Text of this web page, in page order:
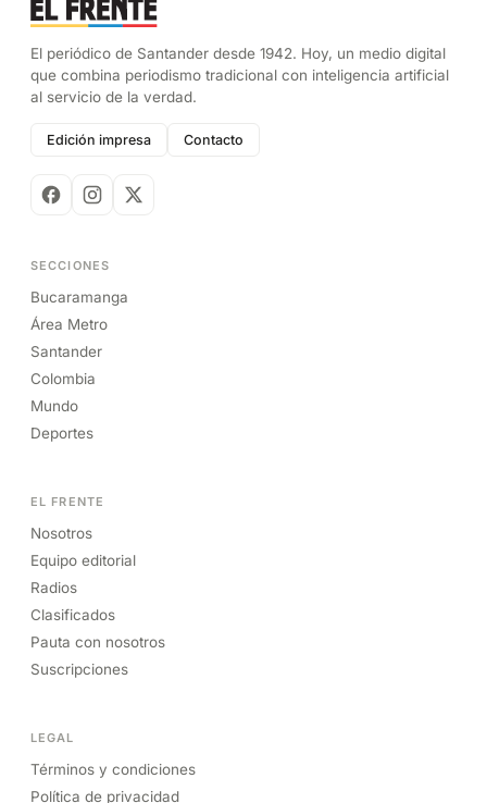
El periódico de Santander desde 1942. Hoy, un medio digital
que combina periodismo tradicional con inteligencia artificial
al servicio de la verdad.
Edición impresa Contacto
SECCIONES
Bucaramanga
Área Metro
Santander
Colombia
Mundo
Deportes
EL FRENTE
Nosotros
Equipo editorial
Radios
Clasificados
Pauta con nosotros
Suscripciones
LEGAL
Términos y condiciones
Política de privacidad